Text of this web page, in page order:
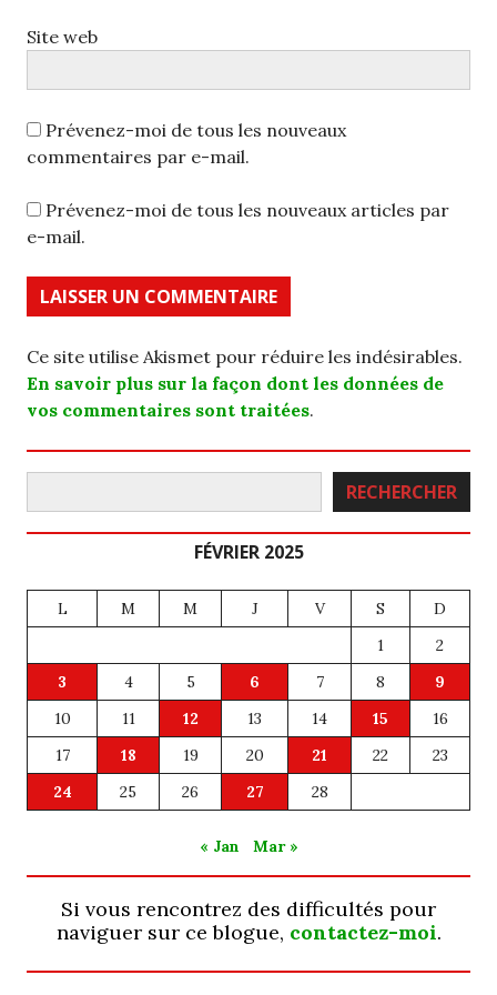
Site web
Prévenez-moi de tous les nouveaux
commentaires par e-mail.
Prévenez-moi de tous les nouveaux articles par
e-mail.
Ce site utilise Akismet pour réduire les indésirables.
En savoir plus sur la façon dont les données de
vos commentaires sont traitées.
Rechercher RECHERCHER
FÉVRIER 2025
L M M J V S
D
1
2
3
4 5 6 7 8
9
10
11 12 13 14 15
16
17
18 19 20 21 22
23
24
25 26 27 28
« Jan Mar »
Si vous rencontrez des difficultés pour
naviguer sur ce blogue, contactez-moi.